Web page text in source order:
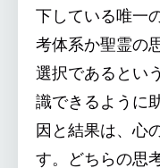
下している唯一
考体系か聖霊の
選択であるとい
識できるように
因と結果は、心
す。どちらの思